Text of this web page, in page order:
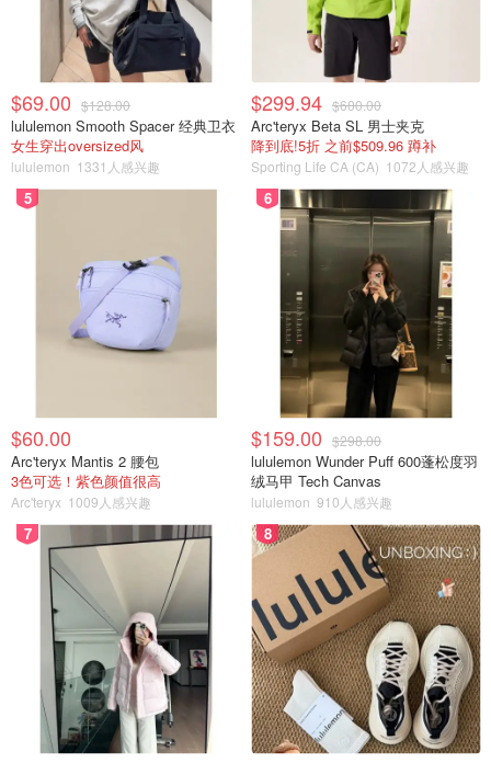
$69.00 $128.00
lululemon Smooth Spacer 经典卫衣
女生穿出oversized风
lululemon 1331人感兴趣
$299.94 $600.00
Arc'teryx Beta SL 男士夹克
降到底!5折 之前$509.96 蹲补
Sporting Life CA (CA) 1072人感兴趣
5
$60.00
Arc'teryx Mantis 2 腰包
3色可选！紫色颜值很高
Arc'teryx 1009人感兴趣
6
$159.00 $298.00
lululemon Wunder Puff 600蓬松度羽
绒马甲 Tech Canvas
lululemon 910人感兴趣
7 8